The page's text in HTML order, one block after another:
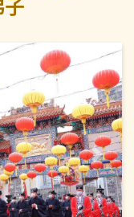
下一页